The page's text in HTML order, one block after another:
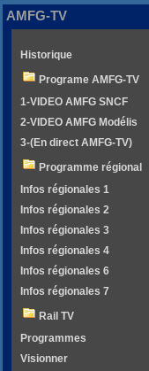
AMFG-TV
Historique
Programe AMFG-TV
1-VIDEO AMFG SNCF
2-VIDEO AMFG Modélis
3-(En direct AMFG-TV)
Programme régional
Infos régionales 1
Infos régionales 2
Infos régionales 3
Infos régionales 4
Infos régionales 6
Infos régionales 7
Rail TV
Programmes
Visionner